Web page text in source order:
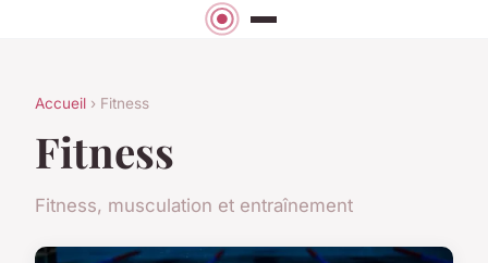
Accueil › Fitness
Fitness
Fitness, musculation et entraînement